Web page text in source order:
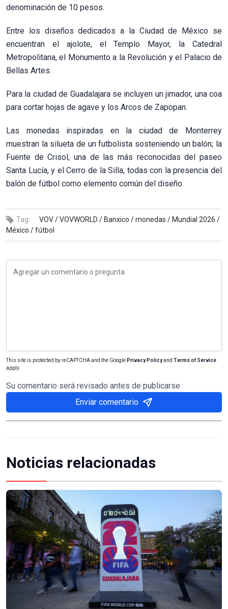
denominación de 10 pesos.
Entre los diseños dedicados a la Ciudad de México se
encuentran el ajolote, el Templo Mayor, la Catedral
Metropolitana, el Monumento a la Revolución y el Palacio de
Bellas Artes.
Para la ciudad de Guadalajara se incluyen un jimador, una coa
para cortar hojas de agave y los Arcos de Zapopan.
Las monedas inspiradas en la ciudad de Monterrey
muestran la silueta de un futbolista sosteniendo un balón; la
Fuente de Crisol, una de las más reconocidas del paseo
Santa Lucía, y el Cerro de la Silla, todas con la presencia del
balón de fútbol como elemento común del diseño.
Tag: VOV /VOVWORLD / Banxico /monedas / Mundial 2026 /
México /fútbol
This site is protected by reCAPTCHA and the Google Privacy Policyand Terms of Service
apply.
Su comentario será revisado antes de publicarse
Enviar comentario
Noticias relacionadas